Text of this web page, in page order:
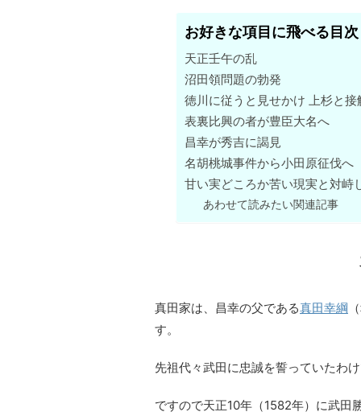
お好きな項目に飛べる目次
天正壬午の乱
沼田領問題の勃発
徳川に従うと見せかけ 上杉と接
表裏比興の者が豊臣大名へ
昌幸が秀吉に謁見
名胡桃城事件から小田原征伐へ
甘い実どころか苦い現実と対峙
あわせて読みたい関連記事
真田家は、昌幸の父である真田幸綱
す。
先祖代々武田に忠誠を誓っていたわ
ですので天正10年（1582年）に武田